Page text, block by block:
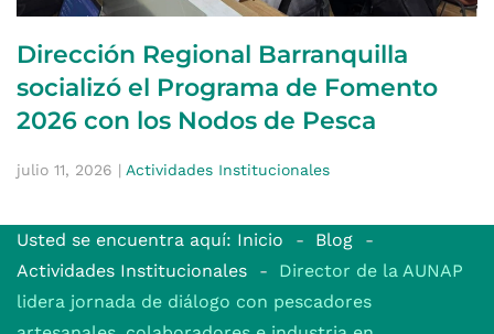
Dirección Regional Barranquilla
socializó el Programa de Fomento
2026 con los Nodos de Pesca
julio 11, 2026 | Actividades Institucionales
Usted se encuentra aquí: Inicio
Blog
Actividades Institucionales
Director de la AUNAP
lidera jornada de diálogo con pescadores